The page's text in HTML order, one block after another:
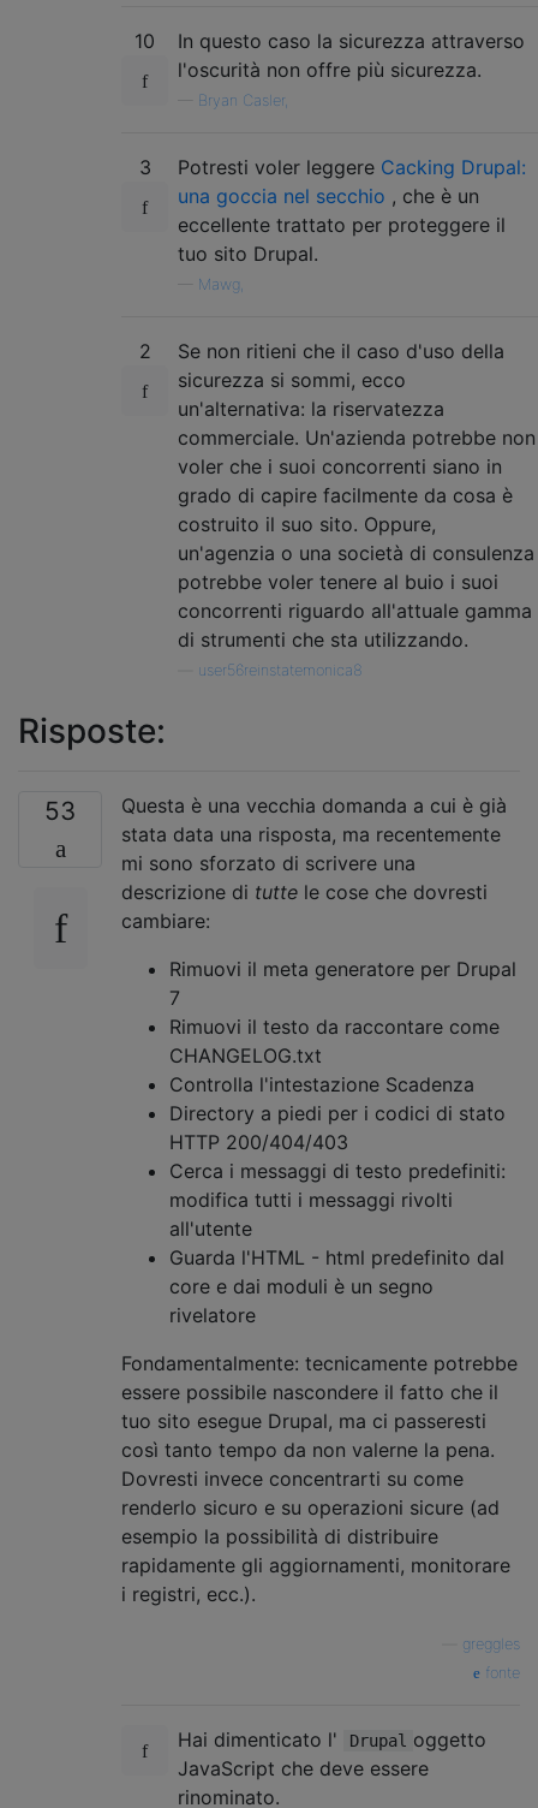
10
In questo caso la sicurezza attraverso
l'oscurità non offre più sicurezza.
Bryan Casler,
3 Potresti voler leggere Cacking Drupal:
una goccia nel secchio , che è un
eccellente trattato per proteggere il
tuo sito Drupal.
Mawg,
2
Se non ritieni che il caso d'uso della
sicurezza si sommi, ecco
un'alternativa: la riservatezza
commerciale. Un'azienda potrebbe non
voler che i suoi concorrenti siano in
grado di capire facilmente da cosa è
costruito il suo sito. Oppure,
un'agenzia o una società di consulenza
potrebbe voler tenere al buio i suoi
concorrenti riguardo all'attuale gamma
di strumenti che sta utilizzando.
user56reinstatemonica8
Risposte:
53
Questa è una vecchia domanda a cui è già
stata data una risposta, ma recentemente
mi sono sforzato di scrivere una
descrizione di tutte le cose che dovresti
cambiare:
Rimuovi il meta generatore per Drupal
7
Rimuovi il testo da raccontare come
CHANGELOG.txt
Controlla l'intestazione Scadenza
Directory a piedi per i codici di stato
HTTP 200/404/403
Cerca i messaggi di testo predefiniti:
modifica tutti i messaggi rivolti
all'utente
Guarda l'HTML - html predefinito dal
core e dai moduli è un segno
rivelatore
Fondamentalmente: tecnicamente potrebbe
essere possibile nascondere il fatto che il
tuo sito esegue Drupal, ma ci passeresti
così tanto tempo da non valerne la pena.
Dovresti invece concentrarti su come
renderlo sicuro e su operazioni sicure (ad
esempio la possibilità di distribuire
rapidamente gli aggiornamenti, monitorare
i registri, ecc.).
greggles
fonte
Hai dimenticato l' Drupal oggetto
JavaScript che deve essere
rinominato.